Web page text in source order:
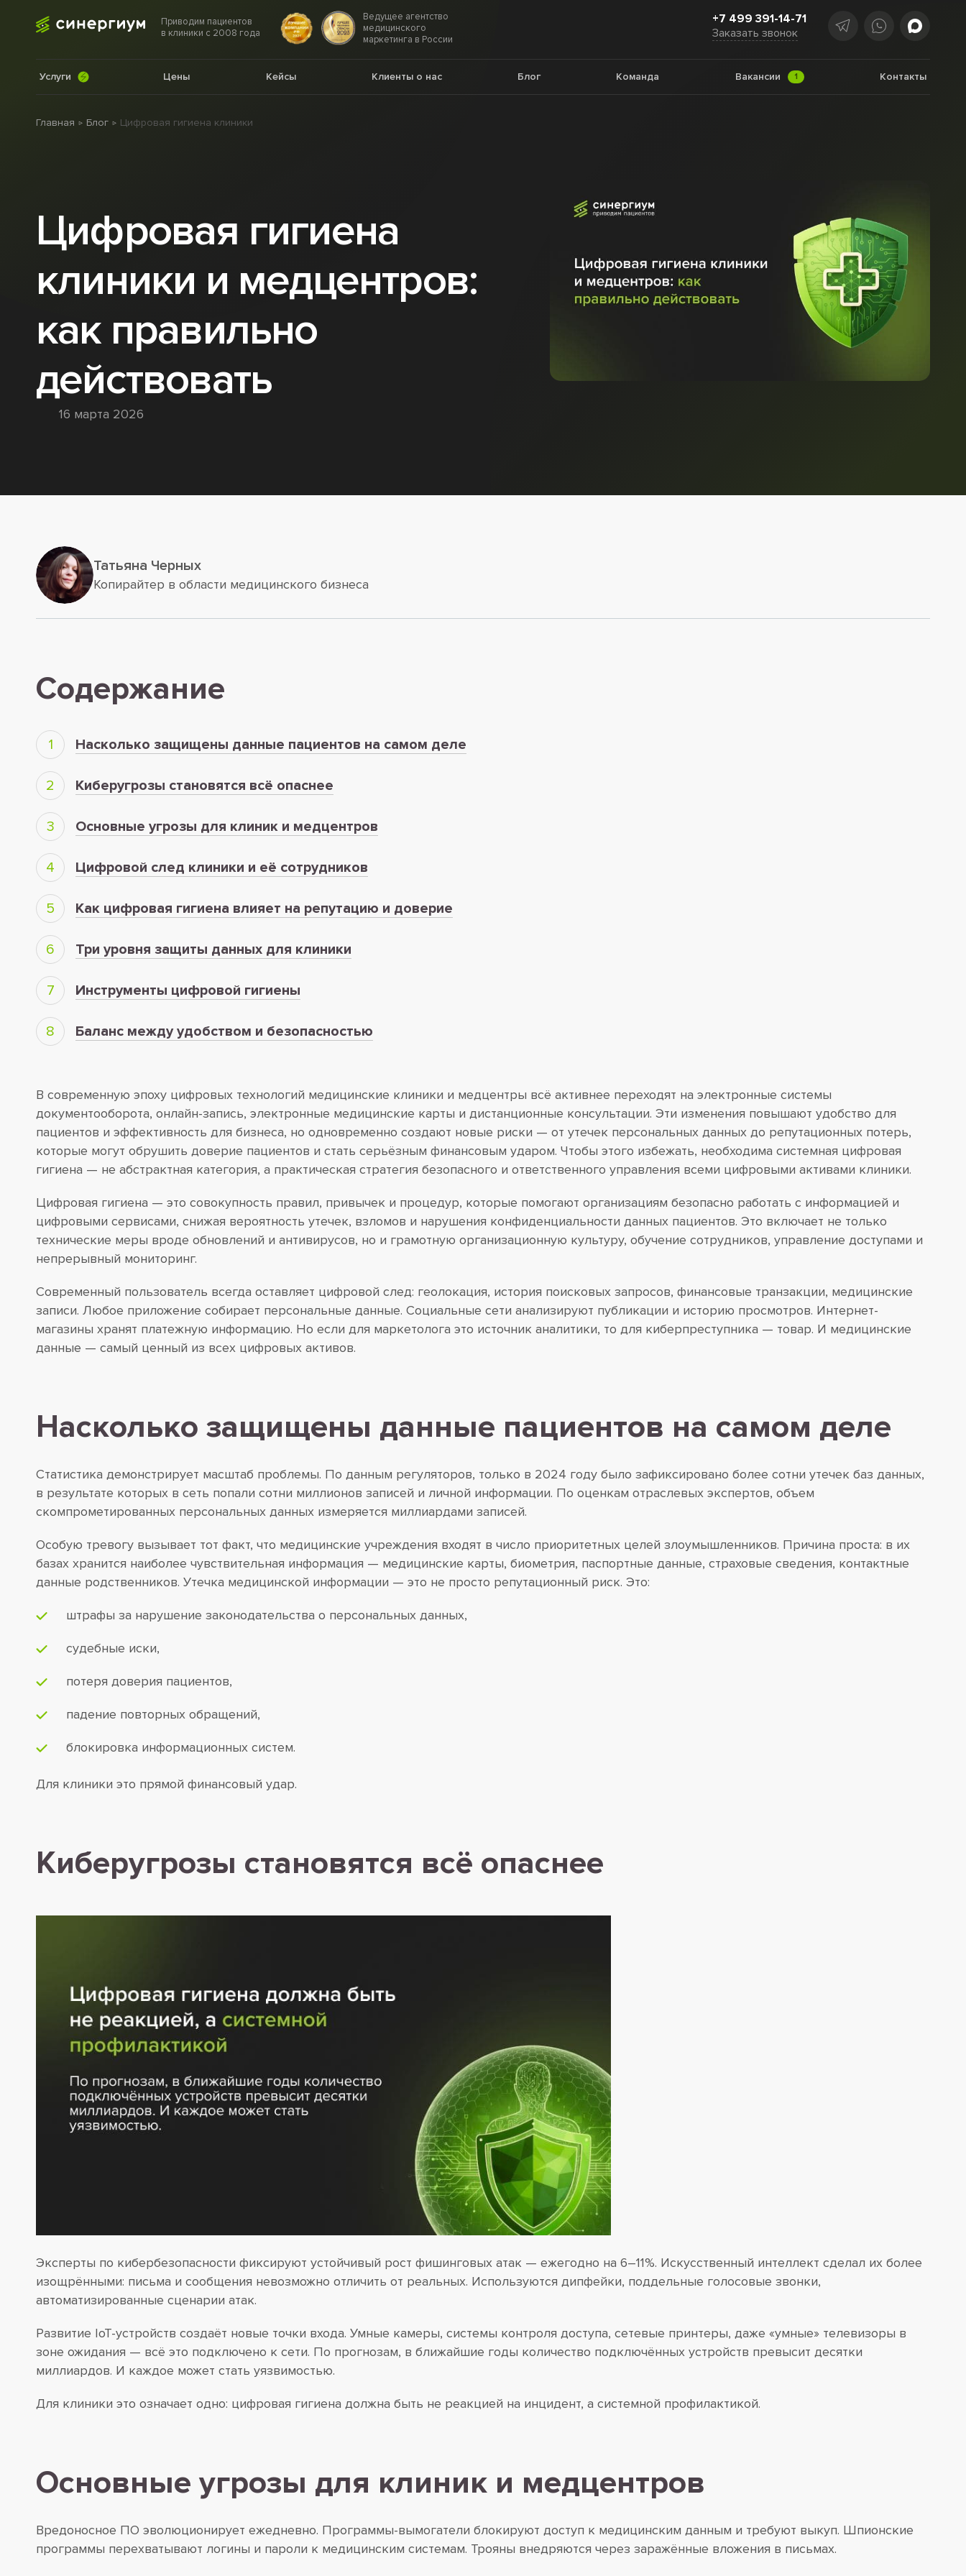
Приводим пациентов
в клиники с 2008 года
Ведущее агентство
медицинского
маркетинга в России
Услуги Цены Кейсы Клиенты о нас Блог Команда Вакансии 1 Контакты
+7 499 391-14-71
Заказать звонок
Главная Блог Цифровая гигиена клиники
Цифровая гигиена
клиники и медцентров:
как правильно
действовать
16 марта 2026
Татьяна Черных
Копирайтер в области медицинского бизнеса
Содержание
Насколько защищены данные пациентов на самом деле
Киберугрозы становятся всё опаснее
Основные угрозы для клиник и медцентров
Цифровой след клиники и её сотрудников
Как цифровая гигиена влияет на репутацию и доверие
Три уровня защиты данных для клиники
Инструменты цифровой гигиены
Баланс между удобством и безопасностью
В современную эпоху цифровых технологий медицинские клиники и медцентры всё активнее переходят на электронные системы
документооборота, онлайн-запись, электронные медицинские карты и дистанционные консультации. Эти изменения повышают удобство для
пациентов и эффективность для бизнеса, но одновременно создают новые риски — от утечек персональных данных до репутационных потерь,
которые могут обрушить доверие пациентов и стать серьёзным финансовым ударом. Чтобы этого избежать, необходима системная цифровая
гигиена — не абстрактная категория, а практическая стратегия безопасного и ответственного управления всеми цифровыми активами клиники.
Цифровая гигиена — это совокупность правил, привычек и процедур, которые помогают организациям безопасно работать с информацией и
цифровыми сервисами, снижая вероятность утечек, взломов и нарушения конфиденциальности данных пациентов. Это включает не только
технические меры вроде обновлений и антивирусов, но и грамотную организационную культуру, обучение сотрудников, управление доступами и
непрерывный мониторинг.
Современный пользователь всегда оставляет цифровой след: геолокация, история поисковых запросов, финансовые транзакции, медицинские
записи. Любое приложение собирает персональные данные. Социальные сети анализируют публикации и историю просмотров. Интернет-
магазины хранят платежную информацию. Но если для маркетолога это источник аналитики, то для киберпреступника — товар. И медицинские
данные — самый ценный из всех цифровых активов.
Насколько защищены данные пациентов на самом деле
Статистика демонстрирует масштаб проблемы. По данным регуляторов, только в 2024 году было зафиксировано более сотни утечек баз данных,
в результате которых в сеть попали сотни миллионов записей и личной информации. По оценкам отраслевых экспертов, объем
скомпрометированных персональных данных измеряется миллиардами записей.
Особую тревогу вызывает тот факт, что медицинские учреждения входят в число приоритетных целей злоумышленников. Причина проста: в их
базах хранится наиболее чувствительная информация — медицинские карты, биометрия, паспортные данные, страховые сведения, контактные
данные родственников. Утечка медицинской информации — это не просто репутационный риск. Это:
штрафы за нарушение законодательства о персональных данных,
судебные иски,
потеря доверия пациентов,
падение повторных обращений,
блокировка информационных систем.
Для клиники это прямой финансовый удар.
Киберугрозы становятся всё опаснее
Эксперты по кибербезопасности фиксируют устойчивый рост фишинговых атак — ежегодно на 6–11%. Искусственный интеллект сделал их более
изощрёнными: письма и сообщения невозможно отличить от реальных. Используются дипфейки, поддельные голосовые звонки,
автоматизированные сценарии атак.
Развитие IoT-устройств создаёт новые точки входа. Умные камеры, системы контроля доступа, сетевые принтеры, даже «умные» телевизоры в
зоне ожидания — всё это подключено к сети. По прогнозам, в ближайшие годы количество подключённых устройств превысит десятки
миллиардов. И каждое может стать уязвимостью.
Для клиники это означает одно: цифровая гигиена должна быть не реакцией на инцидент, а системной профилактикой.
Основные угрозы для клиник и медцентров
Вредоносное ПО эволюционирует ежедневно. Программы-вымогатели блокируют доступ к медицинским данным и требуют выкуп. Шпионские
программы перехватывают логины и пароли к медицинским системам. Трояны внедряются через заражённые вложения в письмах.